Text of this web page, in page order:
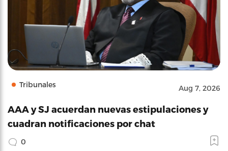
Tribunales Aug 7, 2026
AAA y SJ acuerdan nuevas estipulaciones y
cuadran notificaciones por chat
0